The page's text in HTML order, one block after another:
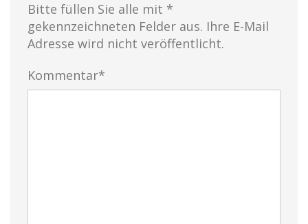
Bitte füllen Sie alle mit *
gekennzeichneten Felder aus. Ihre E-Mail
Adresse wird nicht veröffentlicht.
Kommentar*